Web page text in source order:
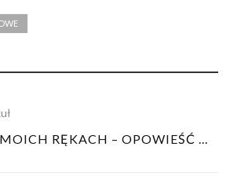
RĘKACH – OPOWIEŚĆ ...